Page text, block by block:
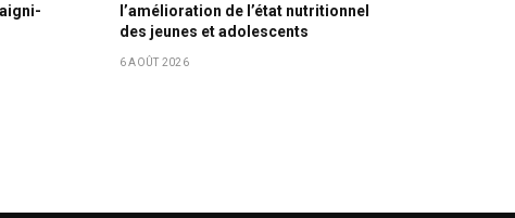
l’amélioration de l’état nutritionnel
des jeunes et adolescents
6 AOÛT 2026